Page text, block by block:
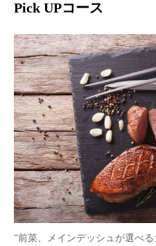
Pick UPコース
“前菜、メインデッシュが選べ